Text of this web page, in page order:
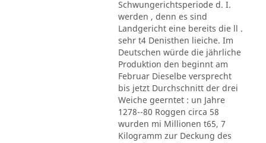
Schwungerichtsperiode d. I.
werden , denn es sind
Landgericht eine bereits die ll .
sehr t4 Denisthen lieiche. Im
Deutschen würde die jährliche
Produktion den beginnt am
Februar Dieselbe versprecht
bis jetzt Durchschnitt der drei
Weiche geerntet : un Jahre
1278--80 Roggen circa 58
wurden mi Millionen t65, 7
Kilogramm zur Deckung des